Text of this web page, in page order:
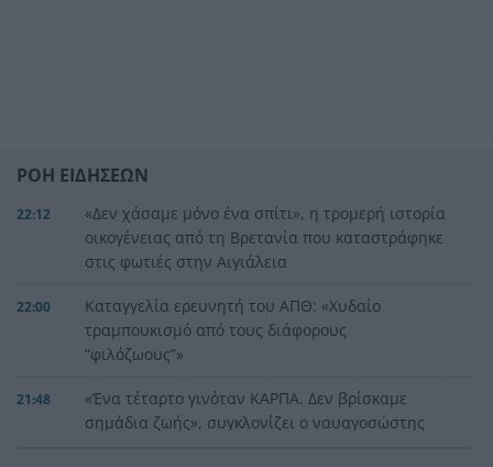
ΡΟΗ ΕΙΔΗΣΕΩΝ
22:12
«Δεν χάσαμε μόνο ένα σπίτι», η τρομερή ιστορία
οικογένειας από τη Βρετανία που καταστράφηκε
στις φωτιές στην Αιγιάλεια
22:00
Καταγγελία ερευνητή του ΑΠΘ: «Χυδαίο
τραμπουκισμό από τους διάφορους
“φιλόζωους”»
21:48
«Ένα τέταρτο γινόταν ΚΑΡΠΑ. Δεν βρίσκαμε
σημάδια ζωής», συγκλονίζει ο ναυαγοσώστης